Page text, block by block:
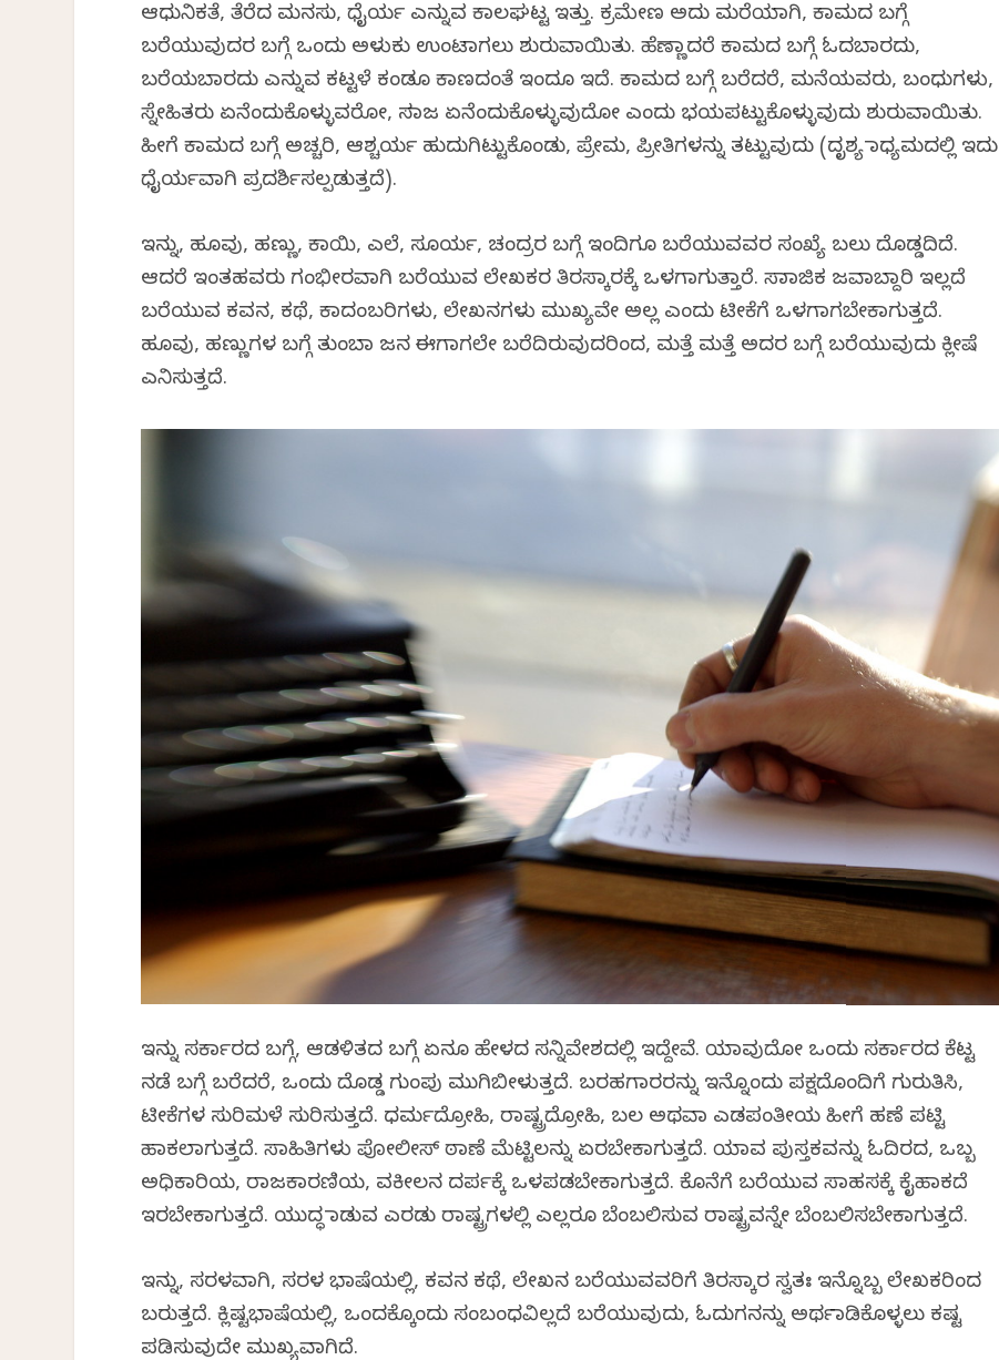
ಆಧುನಿಕತೆ, ತೆರೆದ ಮನಸು, ಧೈರ್ಯ ಎನ್ನುವ ಕಾಲಘಟ್ಟ ಇತ್ತು. ಕ್ರಮೇಣ ಅದು ಮರೆಯಾಗಿ, ಕಾಮದ ಬಗ್ಗೆ
ಬರೆಯುವುದರ ಬಗ್ಗೆ ಒಂದು ಅಳುಕು ಉಂಟಾಗಲು ಶುರುವಾಯಿತು. ಹೆಣ್ಣಾದರೆ ಕಾಮದ ಬಗ್ಗೆ ಓದಬಾರದು,
ಬರೆಯಬಾರದು ಎನ್ನುವ ಕಟ್ಟಳೆ ಕಂಡೂ ಕಾಣದಂತೆ ಇಂದೂ ಇದೆ. ಕಾಮದ ಬಗ್ಗೆ ಬರೆದರೆ, ಮನೆಯವರು, ಬಂಧುಗಳು,
ಸ್ನೇಹಿತರು ಏನೆಂದುಕೊಳ್ಳುವರೋ, ಸಮಾಜ ಏನೆಂದುಕೊಳ್ಳುವುದೋ ಎಂದು ಭಯಪಟ್ಟುಕೊಳ್ಳುವುದು ಶುರುವಾಯಿತು.
ಹೀಗೆ ಕಾಮದ ಬಗ್ಗೆ ಅಚ್ಚರಿ, ಆಶ್ಚರ್ಯ ಹುದುಗಿಟ್ಟುಕೊಂಡು, ಪ್ರೇಮ, ಪ್ರೀತಿಗಳನ್ನು ತಟ್ಟುವುದು (ದೃಶ್ಯ ಮಾಧ್ಯಮದಲ್ಲಿ ಇದು
ಧೈರ್ಯವಾಗಿ ಪ್ರದರ್ಶಿಸಲ್ಪಡುತ್ತದೆ).
ಇನ್ನು, ಹೂವು, ಹಣ್ಣು, ಕಾಯಿ, ಎಲೆ, ಸೂರ್ಯ, ಚಂದ್ರರ ಬಗ್ಗೆ ಇಂದಿಗೂ ಬರೆಯುವವರ ಸಂಖ್ಯೆ ಬಲು ದೊಡ್ಡದಿದೆ.
ಆದರೆ ಇಂತಹವರು ಗಂಭೀರವಾಗಿ ಬರೆಯುವ ಲೇಖಕರ ತಿರಸ್ಕಾರಕ್ಕೆ ಒಳಗಾಗುತ್ತಾರೆ. ಸಾಮಾಜಿಕ ಜವಾಬ್ದಾರಿ ಇಲ್ಲದೆ
ಬರೆಯುವ ಕವನ, ಕಥೆ, ಕಾದಂಬರಿಗಳು, ಲೇಖನಗಳು ಮುಖ್ಯವೇ ಅಲ್ಲ ಎಂದು ಟೀಕೆಗೆ ಒಳಗಾಗಬೇಕಾಗುತ್ತದೆ.
ಹೂವು, ಹಣ್ಣುಗಳ ಬಗ್ಗೆ ತುಂಬಾ ಜನ ಈಗಾಗಲೇ ಬರೆದಿರುವುದರಿಂದ, ಮತ್ತೆ ಮತ್ತೆ ಅದರ ಬಗ್ಗೆ ಬರೆಯುವುದು ಕ್ಲೀಷೆ
ಎನಿಸುತ್ತದೆ.
ಇನ್ನು ಸರ್ಕಾರದ ಬಗ್ಗೆ, ಆಡಳಿತದ ಬಗ್ಗೆ ಏನೂ ಹೇಳದ ಸನ್ನಿವೇಶದಲ್ಲಿ ಇದ್ದೇವೆ. ಯಾವುದೋ ಒಂದು ಸರ್ಕಾರದ ಕೆಟ್ಟ
ನಡೆ ಬಗ್ಗೆ ಬರೆದರೆ, ಒಂದು ದೊಡ್ಡ ಗುಂಪು ಮುಗಿಬೀಳುತ್ತದೆ. ಬರಹಗಾರರನ್ನು ಇನ್ನೊಂದು ಪಕ್ಷದೊಂದಿಗೆ ಗುರುತಿಸಿ,
ಟೀಕೆಗಳ ಸುರಿಮಳೆ ಸುರಿಸುತ್ತದೆ. ಧರ್ಮದ್ರೋಹಿ, ರಾಷ್ಟ್ರದ್ರೋಹಿ, ಬಲ ಅಥವಾ ಎಡಪಂತೀಯ ಹೀಗೆ ಹಣೆ ಪಟ್ಟಿ
ಹಾಕಲಾಗುತ್ತದೆ. ಸಾಹಿತಿಗಳು ಪೋಲೀಸ್ ಠಾಣೆ ಮೆಟ್ಟಿಲನ್ನು ಏರಬೇಕಾಗುತ್ತದೆ. ಯಾವ ಪುಸ್ತಕವನ್ನು ಓದಿರದ, ಒಬ್ಬ
ಅಧಿಕಾರಿಯ, ರಾಜಕಾರಣಿಯ, ವಕೀಲನ ದರ್ಪಕ್ಕೆ ಒಳಪಡಬೇಕಾಗುತ್ತದೆ. ಕೊನೆಗೆ ಬರೆಯುವ ಸಾಹಸಕ್ಕೆ ಕೈಹಾಕದೆ
ಇರಬೇಕಾಗುತ್ತದೆ. ಯುದ್ಧ ಮಾಡುವ ಎರಡು ರಾಷ್ಟ್ರಗಳಲ್ಲಿ ಎಲ್ಲರೂ ಬೆಂಬಲಿಸುವ ರಾಷ್ಟ್ರವನ್ನೇ ಬೆಂಬಲಿಸಬೇಕಾಗುತ್ತದೆ.
ಇನ್ನು, ಸರಳವಾಗಿ, ಸರಳ ಭಾಷೆಯಲ್ಲಿ, ಕವನ ಕಥೆ, ಲೇಖನ ಬರೆಯುವವರಿಗೆ ತಿರಸ್ಕಾರ ಸ್ವತಃ ಇನ್ನೊಬ್ಬ ಲೇಖಕರಿಂದ
ಬರುತ್ತದೆ. ಕ್ಲಿಷ್ಟಭಾಷೆಯಲ್ಲಿ, ಒಂದಕ್ಕೊಂದು ಸಂಬಂಧವಿಲ್ಲದೆ ಬರೆಯುವುದು, ಓದುಗನನ್ನು ಅರ್ಥಮಾಡಿಕೊಳ್ಳಲು ಕಷ್ಟ
ಪಡಿಸುವುದೇ ಮುಖ್ಯವಾಗಿದೆ.